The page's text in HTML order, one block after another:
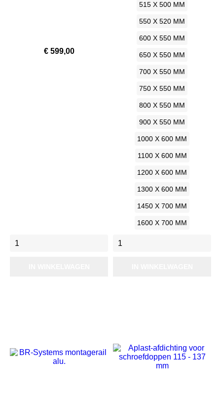
Prijs
€ 599,00
515 X 500 MM
550 X 520 MM
600 X 550 MM
650 X 550 MM
700 X 550 MM
750 X 550 MM
800 X 550 MM
900 X 550 MM
1000 X 600 MM
1100 X 600 MM
1200 X 600 MM
1300 X 600 MM
1450 X 700 MM
1600 X 700 MM